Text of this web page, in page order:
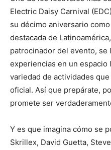
Electric Daisy Carnival
su décimo aniversario
destacada de
patrocinador del evento,
experiencias en un
variedad de actividades
oficial. Así que prepárate,
promete ser
Y es que imagina cómo se
Skrillex, David Guetta,